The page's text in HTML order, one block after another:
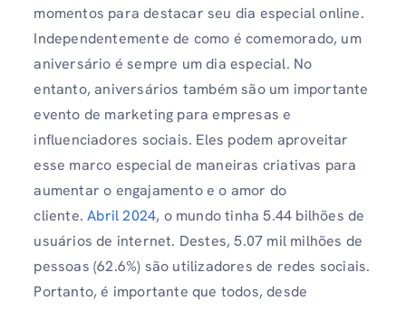
momentos para destacar seu dia especial online.
Independentemente de como é comemorado, um
aniversário é sempre um dia especial. No
entanto, aniversários também são um importante
evento de marketing para empresas e
influenciadores sociais. Eles podem aproveitar
esse marco especial de maneiras criativas para
aumentar o engajamento e o amor do
cliente.Abril 2024, o mundo tinha 5.44 bilhões de
usuários de internet. Destes, 5.07 mil milhões de
pessoas (62.6%) são utilizadores de redes sociais.
Portanto, é importante que todos, desde